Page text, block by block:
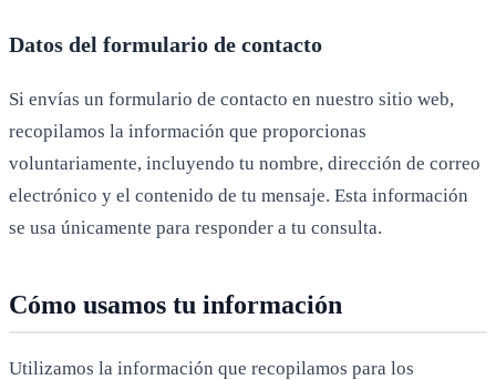
Datos del formulario de contacto
Si envías un formulario de contacto en nuestro sitio web,
recopilamos la información que proporcionas
voluntariamente, incluyendo tu nombre, dirección de correo
electrónico y el contenido de tu mensaje. Esta información
se usa únicamente para responder a tu consulta.
Cómo usamos tu información
Utilizamos la información que recopilamos para los